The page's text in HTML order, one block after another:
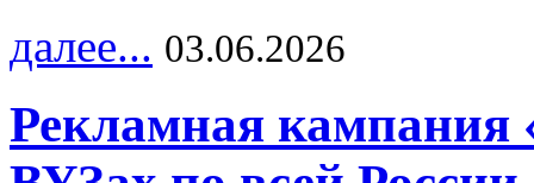
далее... 03.06.2026
Рекламная кампания